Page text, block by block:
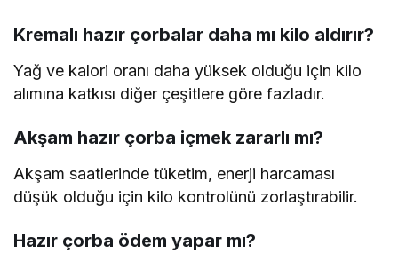
Kremalı hazır çorbalar daha mı kilo aldırır?
Yağ ve kalori oranı daha yüksek olduğu için kilo
alımına katkısı diğer çeşitlere göre fazladır.
Akşam hazır çorba içmek zararlı mı?
Akşam saatlerinde tüketim, enerji harcaması
düşük olduğu için kilo kontrolünü zorlaştırabilir.
Hazır çorba ödem yapar mı?